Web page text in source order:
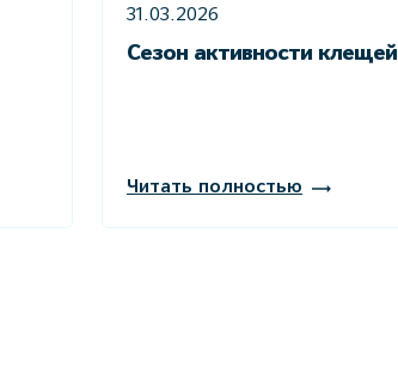
31.03.2026
Сезон активности клещей
Читать полностью